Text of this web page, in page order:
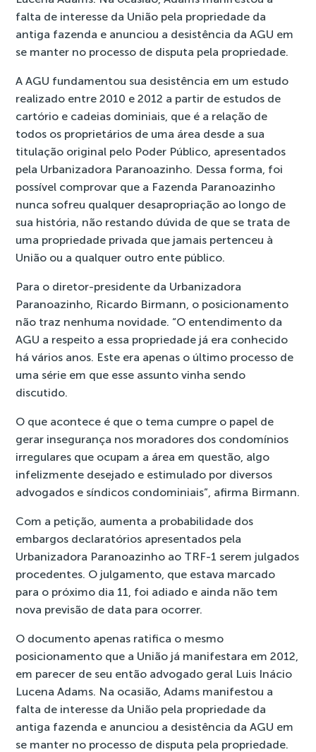
falta de interesse da União pela propriedade da
antiga fazenda e anunciou a desistência da AGU em
se manter no processo de disputa pela propriedade.
A AGU fundamentou sua desistência em um estudo
realizado entre 2010 e 2012 a partir de estudos de
cartório e cadeias dominiais, que é a relação de
todos os proprietários de uma área desde a sua
titulação original pelo Poder Público, apresentados
pela Urbanizadora Paranoazinho. Dessa forma, foi
possível comprovar que a Fazenda Paranoazinho
nunca sofreu qualquer desapropriação ao longo de
sua história, não restando dúvida de que se trata de
uma propriedade privada que jamais pertenceu à
União ou a qualquer outro ente público.
Para o diretor-presidente da Urbanizadora
Paranoazinho, Ricardo Birmann, o posicionamento
não traz nenhuma novidade. “O entendimento da
AGU a respeito a essa propriedade já era conhecido
há vários anos. Este era apenas o último processo de
uma série em que esse assunto vinha sendo
discutido.
O que acontece é que o tema cumpre o papel de
gerar insegurança nos moradores dos condomínios
irregulares que ocupam a área em questão, algo
infelizmente desejado e estimulado por diversos
advogados e síndicos condominiais”, afirma Birmann.
Com a petição, aumenta a probabilidade dos
embargos declaratórios apresentados pela
Urbanizadora Paranoazinho ao TRF-1 serem julgados
procedentes. O julgamento, que estava marcado
para o próximo dia 11, foi adiado e ainda não tem
nova previsão de data para ocorrer.
O documento apenas ratifica o mesmo
posicionamento que a União já manifestara em 2012,
em parecer de seu então advogado geral Luis Inácio
Lucena Adams. Na ocasião, Adams manifestou a
falta de interesse da União pela propriedade da
antiga fazenda e anunciou a desistência da AGU em
se manter no processo de disputa pela propriedade.